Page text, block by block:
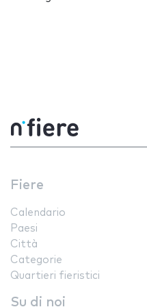
Fiere
Calendario
Paesi
Città
Categorie
Quartieri fieristici
Su di noi